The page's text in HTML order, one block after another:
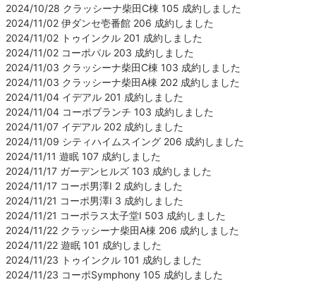
2024/10/28 クラッシーナ柴田C棟 105 成約しました
2024/11/02 伊ダンセ壱番館 206 成約しました
2024/11/02 トゥインクル 201 成約しました
2024/11/02 コーポパル 203 成約しました
2024/11/03 クラッシーナ柴田C棟 103 成約しました
2024/11/03 クラッシーナ柴田A棟 202 成約しました
2024/11/04 イデアル 201 成約しました
2024/11/04 コーポブランチ 103 成約しました
2024/11/07 イデアル 202 成約しました
2024/11/09 シティハイムスイング 206 成約しました
2024/11/11 遊眠 107 成約しました
2024/11/17 ガーデンヒルズ 103 成約しました
2024/11/17 コーポ男澤Ⅰ 2 成約しました
2024/11/21 コーポ男澤Ⅰ 3 成約しました
2024/11/21 コーポラス太子堂Ⅰ 503 成約しました
2024/11/22 クラッシーナ柴田A棟 206 成約しました
2024/11/22 遊眠 101 成約しました
2024/11/23 トゥインクル 101 成約しました
2024/11/23 コーポSymphony 105 成約しました